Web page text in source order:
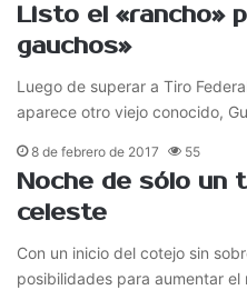
Listo el «rancho»
gauchos»
Luego de superar a Tiro
aparece otro viejo conocido,
8 de febrero de 2017 55
Noche de sólo un
celeste
Con un inicio del cotejo sin
posibilidades para aumentar